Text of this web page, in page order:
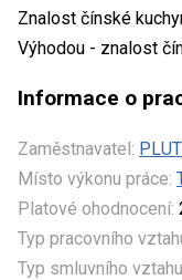
Znalost čínské
Výhodou - znalost
Informace o
Zaměstnavatel:
Místo výkonu práce:
Platové ohodnocení:
Typ pracovního
Typ smluvního